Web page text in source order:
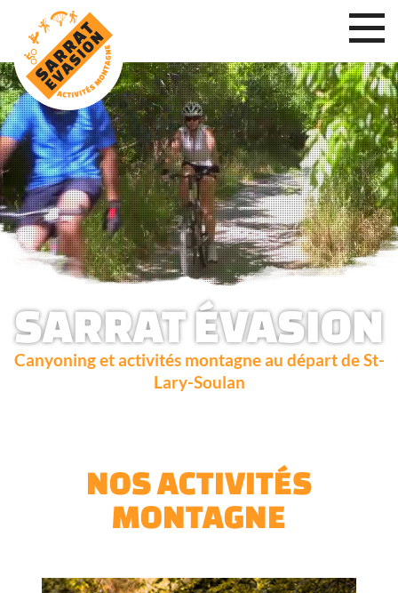
SARRAT ÉVASION
Canyoning et activités montagne au départ de St-
Lary-Soulan
NOS ACTIVITÉS
MONTAGNE